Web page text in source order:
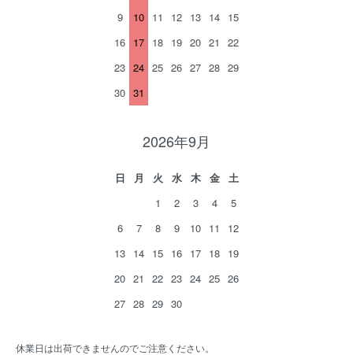
9
10 11 12 13 14 15
16 17 18 19 20 21
22
23 24 25 26 27 28 29
30 31
2026年9月
日 月 火 水 木 金
土
1
2 3 4
5
6
7 8 9 10 11
12
13 14 15 16 17 18 19
20 21 22 23 24 25 26
27 28 29 30
休業日は出荷できませんのでご注意ください。